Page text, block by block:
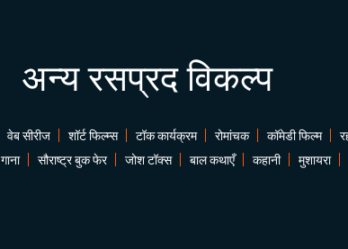
अन्य रसप्रद विकल्प
वेब सीरीज शॉर्ट फिल्म्स टॉक कार्यक्रम रोमांचक कॉमेडी फिल्म
गाना सौराष्ट्र बुक फेर जोश टॉक्स बाल कथाएँ कहानी मुशायरा